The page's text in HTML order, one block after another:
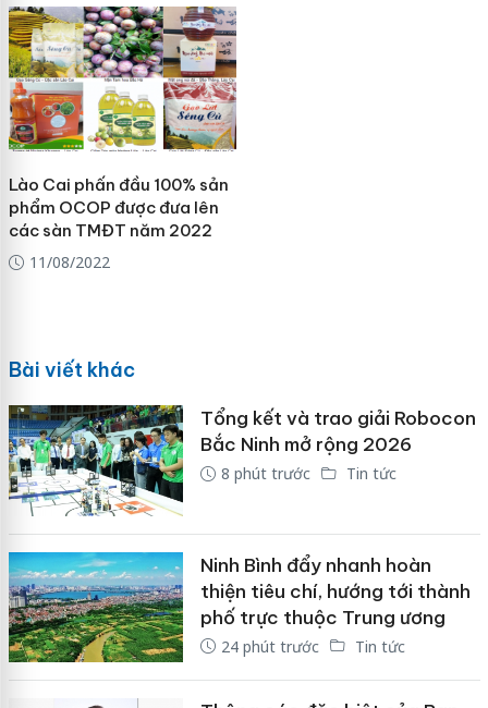
Lào Cai phấn đầu 100% sản
phẩm OCOP được đưa lên
các sàn TMĐT năm 2022
11/08/2022
Bài viết khác
Tổng kết và trao giải Robocon
Bắc Ninh mở rộng 2026
8 phút trước Tin tức
Ninh Bình đẩy nhanh hoàn
thiện tiêu chí, hướng tới thành
phố trực thuộc Trung ương
24 phút trước Tin tức